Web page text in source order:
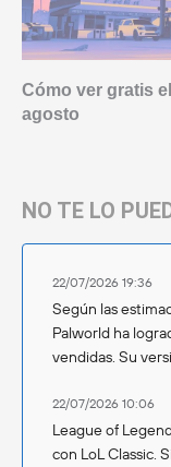
Cómo ver gratis
agosto
NO TE LO
22/07/2026 19:36
Según las
Palworld ha
vendidas. Su
22/07/2026 10:06
League of
con LoL Classic.